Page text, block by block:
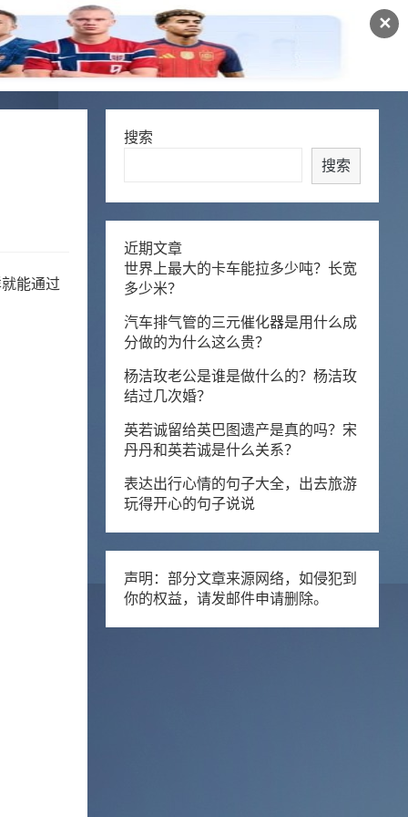
✕
能通过
搜索
搜索
近期文章
世界上最大的卡车能拉多少吨？长宽
多少米？
汽车排气管的三元催化器是用什么成
分做的为什么这么贵？
杨洁玫老公是谁是做什么的？杨洁玫
结过几次婚？
英若诚留给英巴图遗产是真的吗？宋
丹丹和英若诚是什么关系？
表达出行心情的句子大全，出去旅游
玩得开心的句子说说
声明：部分文章来源网络，如侵犯到
你的权益，请发邮件申请删除。